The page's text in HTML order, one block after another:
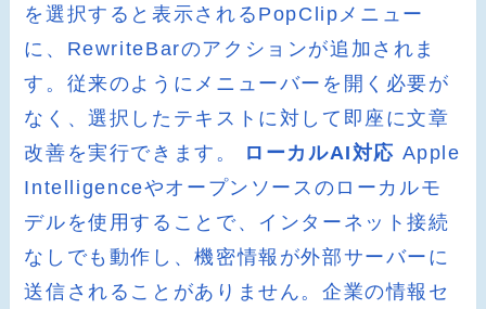
を選択すると表示されるPopClipメニュー
に、RewriteBarのアクションが追加されま
す。従来のようにメニューバーを開く必要が
なく、選択したテキストに対して即座に文章
改善を実行できます。
ローカルAI対応 Apple
Intelligenceやオープンソースのローカルモ
デルを使用することで、インターネット接続
なしでも動作し、機密情報が外部サーバーに
送信されることがありません。企業の情報セ